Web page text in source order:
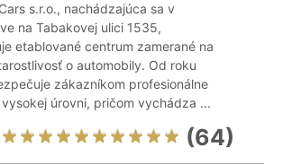
s.r.o., nachádzajúca sa v
na Tabakovej ulici 1535,
etablované centrum zamerané na
o automobily. Od roku
zákazníkom profesionálne
úrovni, pričom vychádza ...
(64)